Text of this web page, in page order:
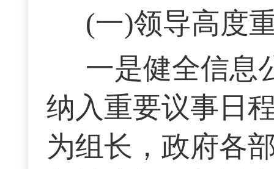
(一)领导高度
一是健全信息
纳入重要议事日
为组长，政府各